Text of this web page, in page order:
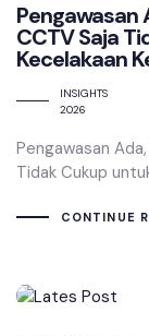
Pengawasan
CCTV Saja
Kecelakaan
INSIGHTS
2026
Pengawasan
Tidak Cukup
CONTINUE